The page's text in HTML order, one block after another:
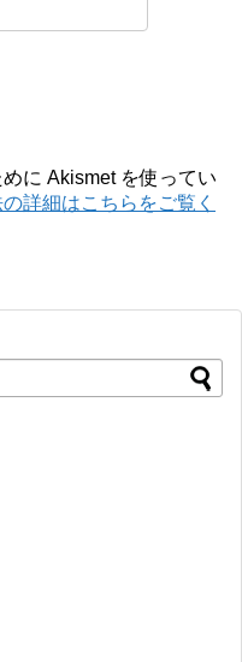
に Akismet を使ってい
詳細はこちらをご覧く